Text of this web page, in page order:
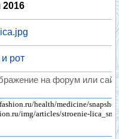
рот
на форум или